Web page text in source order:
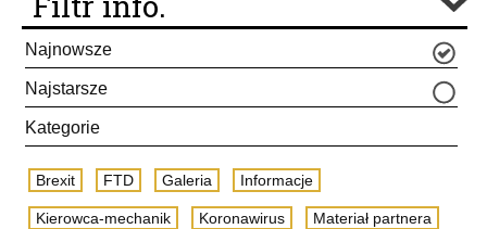
Najnowsze
Najstarsze
Kategorie
Brexit FTD Galeria Informacje
Kierowca-mechanik Koronawirus Materiał partnera